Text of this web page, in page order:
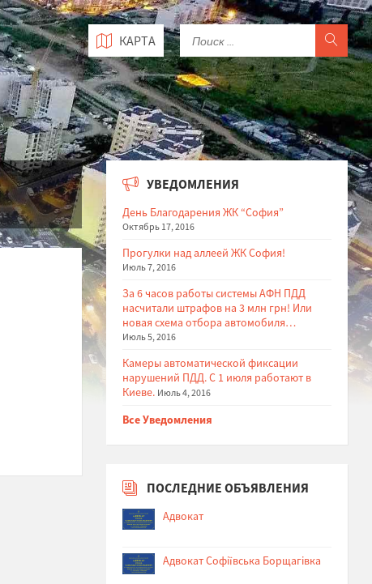
КАРТА
УВЕДОМЛЕНИЯ
День Благодарения ЖК “София”
Октябрь 17, 2016
Прогулки над аллеей ЖК София!
Июль 7, 2016
За 6 часов работы системы АФН ПДД
насчитали штрафов на 3 млн грн! Или
новая схема отбора автомобиля…
Июль 5, 2016
Камеры автоматической фиксации
нарушений ПДД. С 1 июля работают в
Киеве. Июль 4, 2016
Все Уведомления
ПОСЛЕДНИЕ ОБЪЯВЛЕНИЯ
Адвокат
Адвокат Софіївська Борщагівка